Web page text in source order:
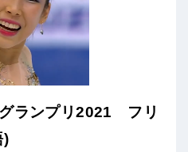
ランプリ2021 フリ
)